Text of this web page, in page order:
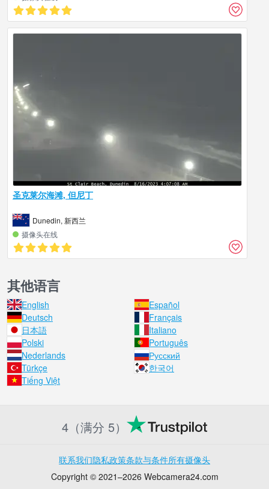
圣克莱尔海滩, 但尼丁
Dunedin, 新西兰
摄像头在线
其他语言
English
Español
Deutsch
Français
日本語
Italiano
Polski
Português
Nederlands
Русский
Türkçe
한국어
Tiếng Việt
4（满分 5）
联系我们隐私政策条款与条件所有摄像头
Copyright © 2021–2026 Webcamera24.com